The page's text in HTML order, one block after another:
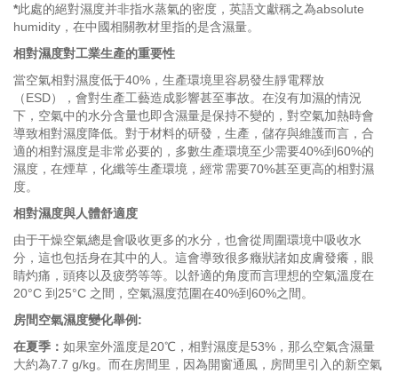
*此處的絕對濕度并非指水蒸氣的密度，英語文獻稱之為absolute
humidity，在中國相關教材里指的是含濕量。
相對濕度對工業生產的重要性
當空氣相對濕度低于40%，生產環境里容易發生靜電釋放
（ESD），會對生產工藝造成影響甚至事故。在沒有加濕的情況
下， 空氣中的水分含量也即含濕量是保持不變的，對空氣加熱時會
導致相對濕度降低。對于材料的研發，生產，儲存與維護而言，合
適的相對濕度是非常必要的，多數生產環境至少需要40%到60%的
濕度，在煙草，化纖等生產環境，經常需要70%甚至更高的相對濕
度。
相對濕度與人體舒適度
由于干燥空氣總是會吸收更多的水分，也會從周圍環境中吸收水
分，這也包括身在其中的人。這會導致很多癥狀諸如皮膚發癢，眼
睛灼痛，頭疼以及疲勞等等。以舒適的角度而言理想的空氣溫度在
20°C 到25°C 之間，空氣濕度范圍在40%到60%之間。
房間空氣濕度變化舉例:
在夏季： 如果室外溫度是20℃，相對濕度是53%，那么空氣含濕量
大約為7.7 g/kg。而在房間里，因為開窗通風，房間里引入的新空氣